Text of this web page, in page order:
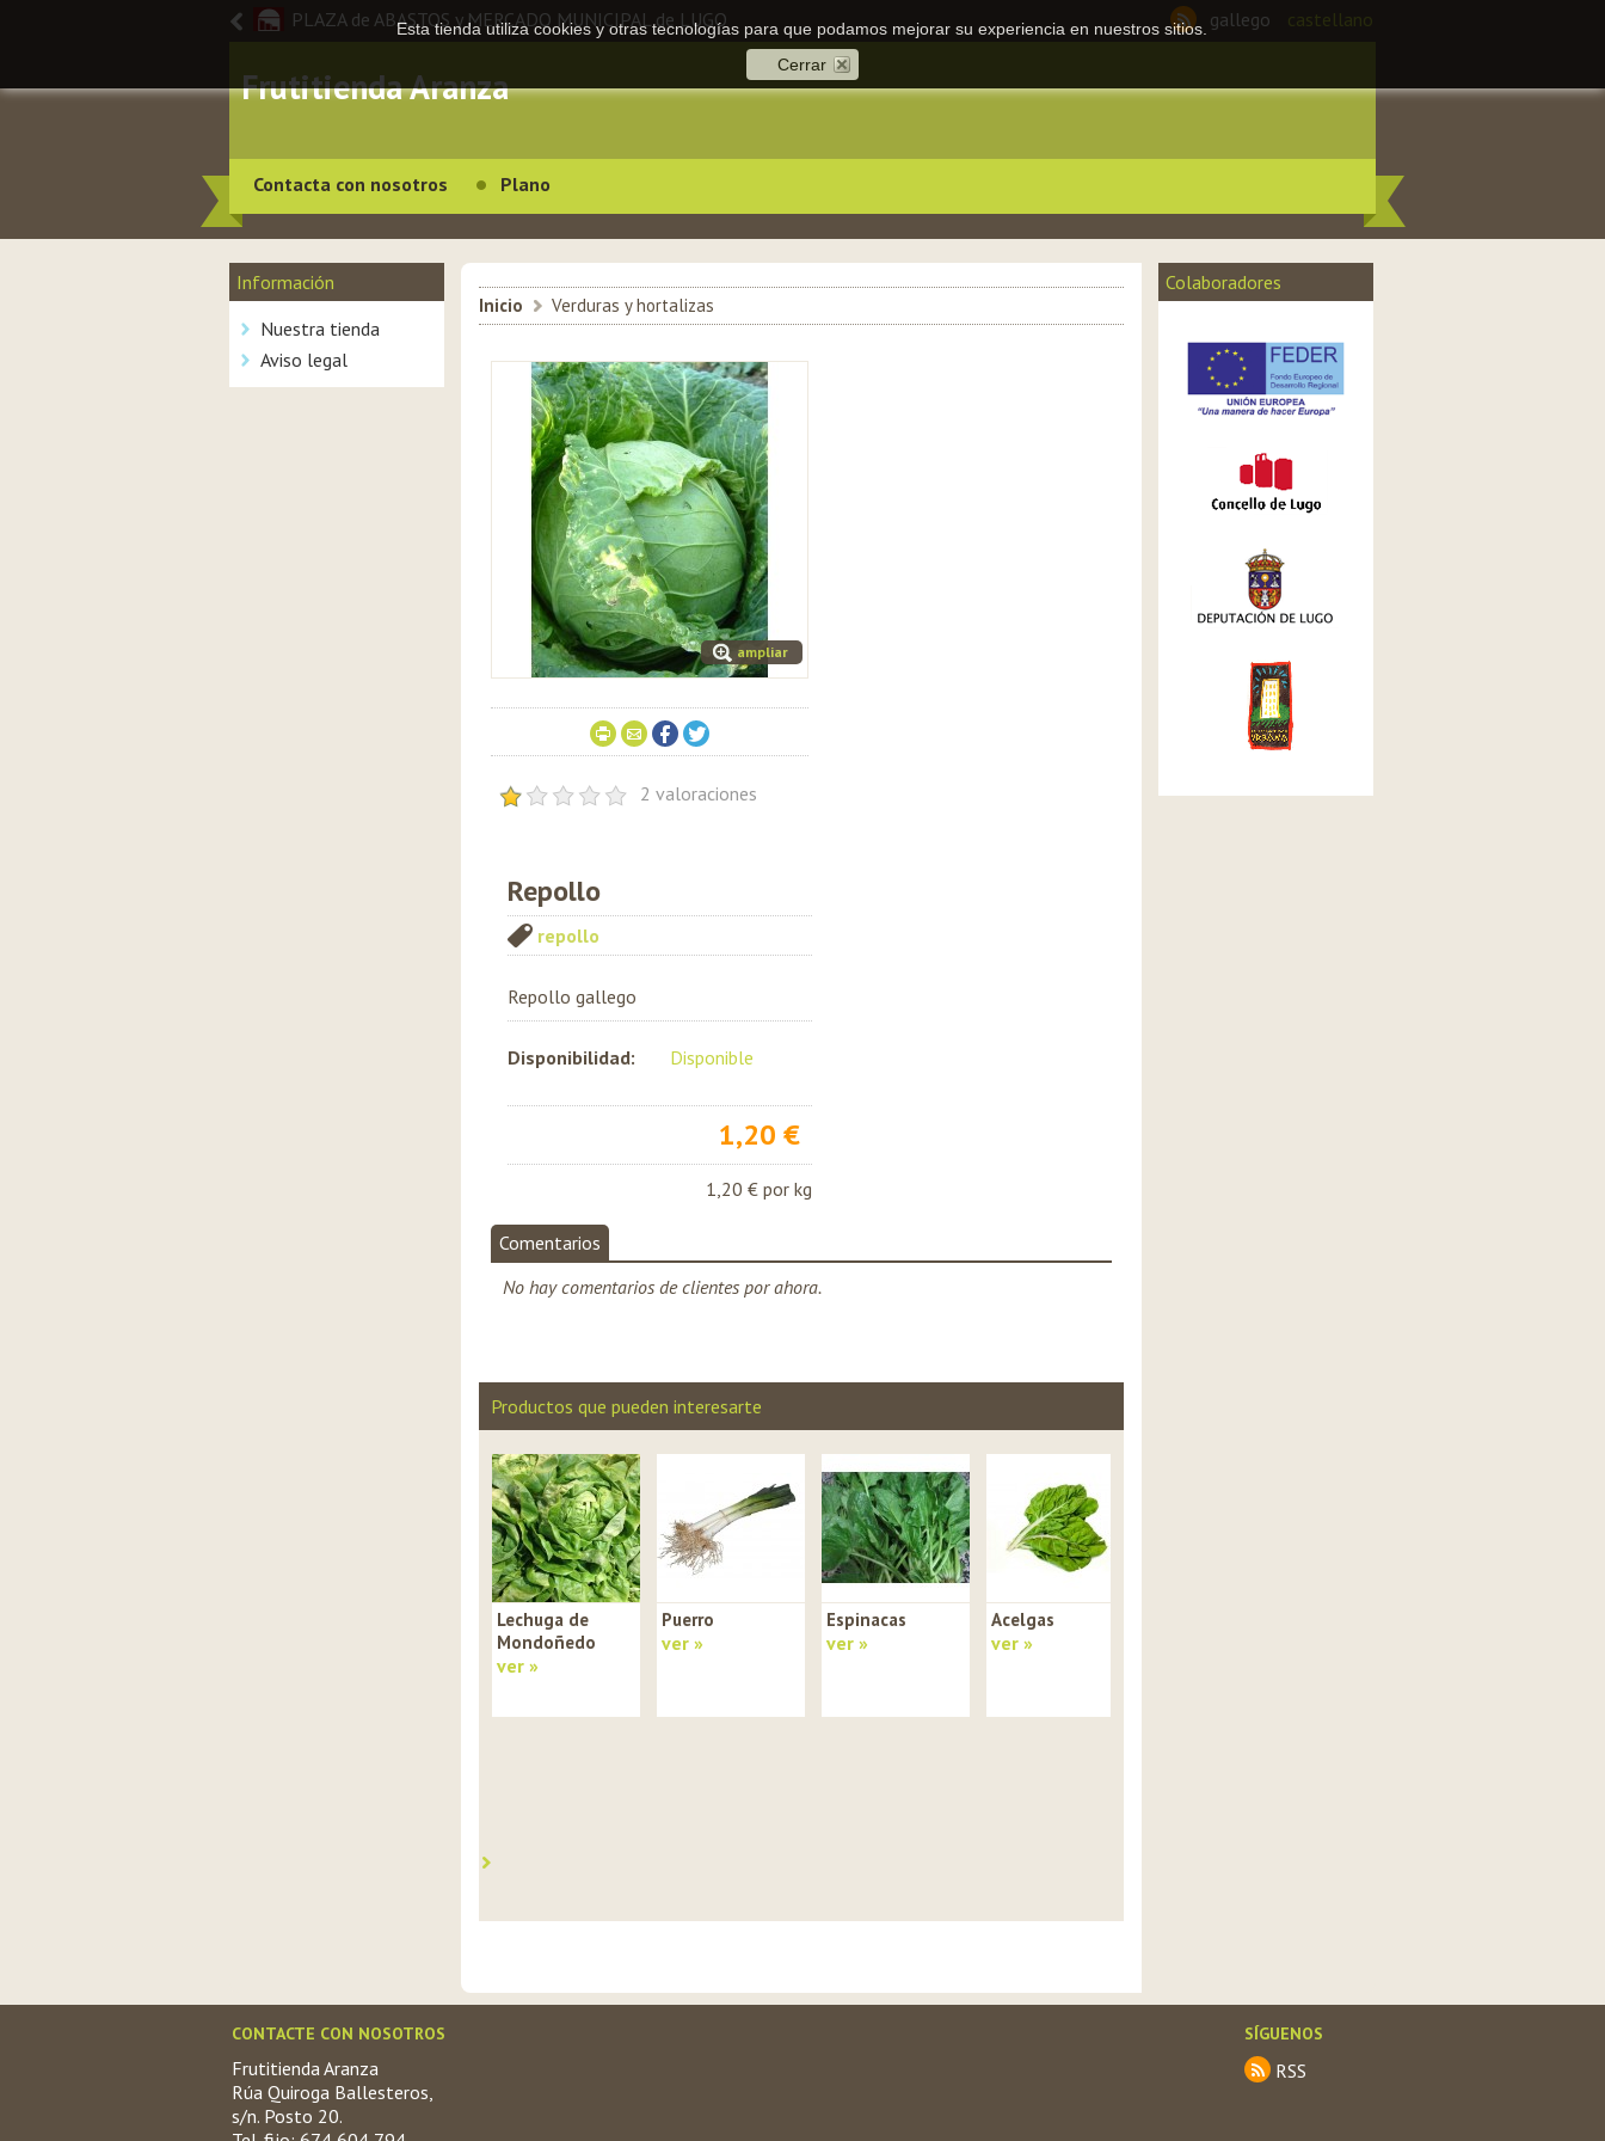
PLAZA de ABASTOS y MERCADO MUNICIPAL de LUGO
Frutitienda Aranza
gallego castellano
Contacta con nosotros Plano
Información
Nuestra tienda
Aviso legal
Inicio > Verduras y hortalizas
ampliar
2 valoraciones
Repollo
repollo
Repollo gallego
Disponibilidad: Disponible
1,20 €
1,20 € por kg
Comentarios
No hay comentarios de clientes por ahora.
Productos que pueden interesarte
Lechuga de
Mondoñedo
ver »
Puerro
ver »
Espinacas
ver »
Acelgas
ver »
Colaboradores
CONTACTE CON NOSOTROS
Frutitienda Aranza
Rúa Quiroga Ballesteros,
s/n. Posto 20.
SÍGUENOS
RSS
Esta tienda utiliza cookies y otras tecnologías para que podamos mejorar su experiencia en nuestros sitios.
Cerrar